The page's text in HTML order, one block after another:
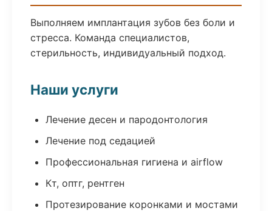
Выполняем имплантация зубов без боли и
стресса. Команда специалистов,
стерильность, индивидуальный подход.
Наши услуги
Лечение десен и пародонтология
Лечение под седацией
Профессиональная гигиена и airflow
Кт, оптг, рентген
Протезирование коронками и мостами